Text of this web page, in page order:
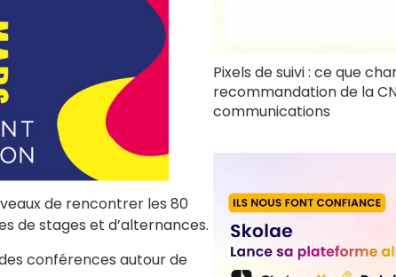
de rencontrer les 80
de stages et d’alternances.
conférences autour de
Pixels de suivi : ce que
recommandation de la
communications